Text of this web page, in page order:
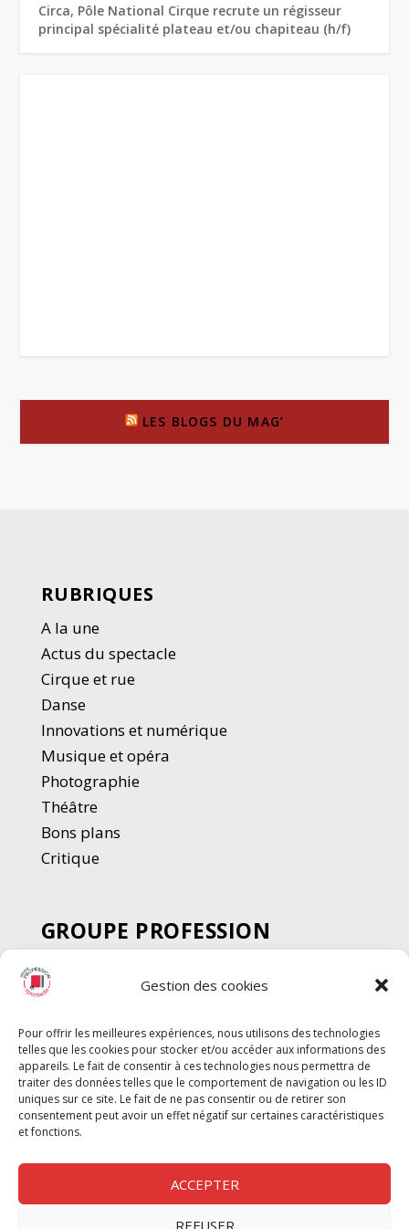
Gestion des cookies
Pour offrir les meilleures expériences, nous utilisons des technologies
telles que les cookies pour stocker et/ou accéder aux informations des
appareils. Le fait de consentir à ces technologies nous permettra de
traiter des données telles que le comportement de navigation ou les ID
uniques sur ce site. Le fait de ne pas consentir ou de retirer son
consentement peut avoir un effet négatif sur certaines caractéristiques
et fonctions.
ACCEPTER
REFUSER
Circa, Pôle National Cirque recrute un régisseur
principal spécialité plateau et/ou chapiteau (h/f)
LES BLOGS DU MAG’
RUBRIQUES
A la une
Actus du spectacle
Cirque et rue
Danse
Innovations et numérique
Musique et opéra
Photographie
Théâtre
Bons plans
Critique
GROUPE PROFESSION
SPECTACLE
Chèque Intermittents
Chèque Compta
Chèque Emploi Spectacle
G-Pods
Profession Audio-visuel